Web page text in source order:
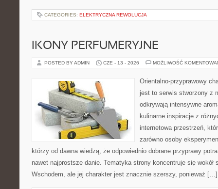
CATEGORIES: ELEKTRYCZNA REWOLUCJA
IKONY PERFUMERYJNE
POSTED BY ADMIN CZE - 13 - 2026 MOŻLIWOŚĆ
Orientalno-przyprawowy
jest to serwis stworzony z
odkrywają intensywne
kulinarne inspiracje z
internetowa przestrzeń,
zarówno osoby
którzy od dawna wiedzą, że odpowiednio dobrane przyprawy
nawet najprostsze danie. Tematyka strony koncentruje się wokół
Wschodem, ale jej charakter jest znacznie szerszy, ponieważ […]